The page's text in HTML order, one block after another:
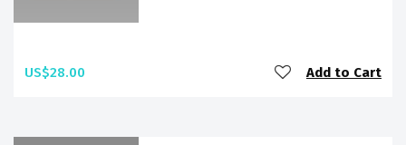
US$28.00 Add to Cart